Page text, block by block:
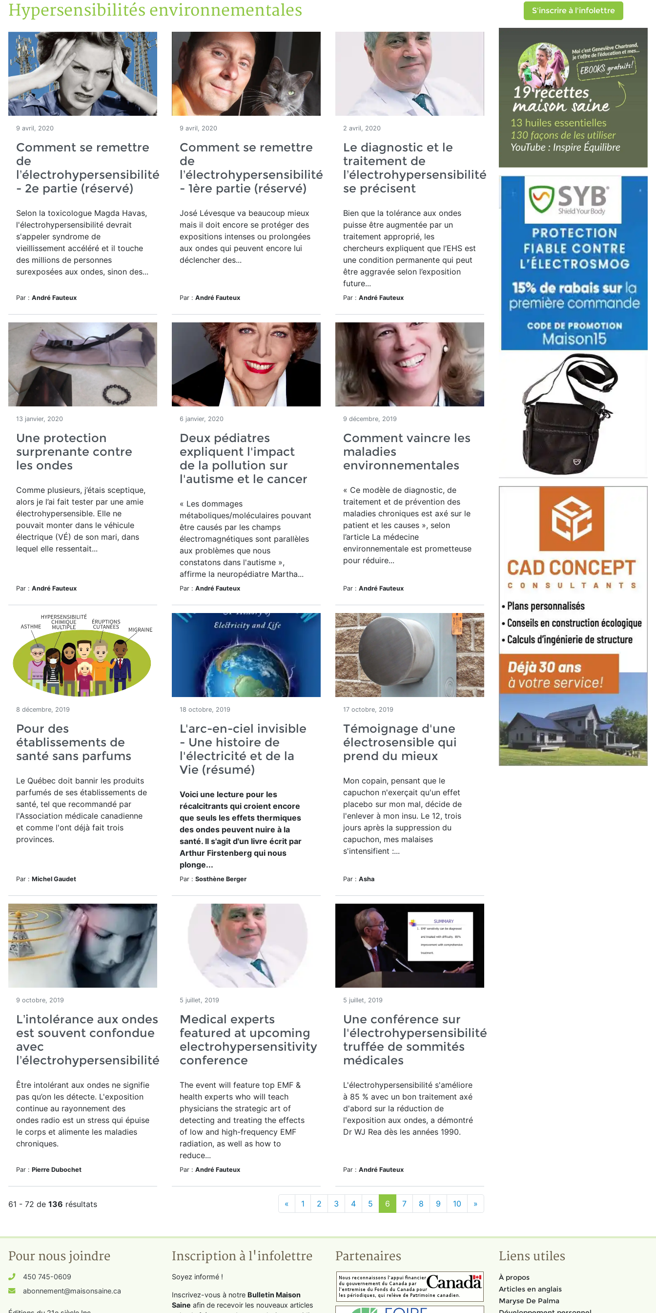
Accueil
Articles
Maisons saines
Hypersensibilités environnementales
Hypersensibilités environnementales
9 avril, 2020
Comment se remettre
de
l’électrohypersensibilité
- 2e partie (réservé)
Selon la toxicologue Magda Havas,
l'électrohypersensibilité devrait
s'appeler syndrome de
vieillissement accéléré et il touche
des millions de personnes
surexposées aux ondes, sinon des...
Par : André Fauteux
9 avril, 2020
Comment se remettre
de
l’électrohypersensibilité
- 1ère partie (réservé)
José Lévesque va beaucoup mieux
mais il doit encore se protéger des
expositions intenses ou prolongées
aux ondes qui peuvent encore lui
déclencher des...
Par : André Fauteux
2 avril, 2020
Le diagnostic et le
traitement de
l’électrohypersensibilité
se précisent
Bien que la tolérance aux ondes
puisse être augmentée par un
traitement approprié, les
chercheurs expliquent que l’EHS est
une condition permanente qui peut
être aggravée selon l’exposition
future...
Par : André Fauteux
13 janvier, 2020
Une protection
surprenante contre
les ondes
Comme plusieurs, j’étais sceptique,
alors je l’ai fait tester par une amie
électrohypersensible. Elle ne
pouvait monter dans le véhicule
électrique (VÉ) de son mari, dans
lequel elle ressentait...
Par : André Fauteux
6 janvier, 2020
Deux pédiatres
expliquent l'impact
de la pollution sur
l'autisme et le cancer
« Les dommages
métaboliques/moléculaires pouvant
être causés par les champs
électromagnétiques sont parallèles
aux problèmes que nous
constatons dans l'autisme »,
affirme la neuropédiatre Martha...
Par : André Fauteux
9 décembre, 2019
Comment vaincre les
maladies
environnementales
« Ce modèle de diagnostic, de
traitement et de prévention des
maladies chroniques est axé sur le
patient et les causes », selon
l’article La médecine
environnementale est prometteuse
pour réduire...
Par : André Fauteux
8 décembre, 2019
Pour des
établissements de
santé sans parfums
Le Québec doit bannir les produits
parfumés de ses établissements de
santé, tel que recommandé par
l'Association médicale canadienne
et comme l'ont déjà fait trois
provinces.
Par : Michel Gaudet
18 octobre, 2019
L'arc-en-ciel invisible
- Une histoire de
l'électricité et de la
Vie (résumé)
Voici une lecture pour les
récalcitrants qui croient encore
que seuls les effets thermiques
des ondes peuvent nuire à la
santé. Il s'agit d'un livre écrit par
Arthur Firstenberg qui nous
plonge...
Par : Sosthène Berger
17 octobre, 2019
Témoignage d'une
électrosensible qui
prend du mieux
Mon copain, pensant que le
capuchon n'exerçait qu'un effet
placebo sur mon mal, décide de
l'enlever à mon insu. Le 12, trois
jours après la suppression du
capuchon, mes malaises
s'intensifient :...
Par : Asha
9 octobre, 2019
L’intolérance aux ondes
est souvent confondue
avec
l’électrohypersensibilité
Être intolérant aux ondes ne signifie
pas qu’on les détecte. L'exposition
continue au rayonnement des
ondes radio est un stress qui épuise
le corps et alimente les maladies
chroniques.
Par : Pierre Dubochet
5 juillet, 2019
Medical experts
featured at upcoming
electrohypersensitivity
conference
The event will feature top EMF &
health experts who will teach
physicians the strategic art of
detecting and treating the effects
of low and high-frequency EMF
radiation, as well as how to
reduce...
Par : André Fauteux
5 juillet, 2019
Une conférence sur
l'électrohypersensibilité
truffée de sommités
médicales
L'électrohypersensibilité s'améliore
à 85 % avec un bon traitement axé
d'abord sur la réduction de
l'exposition aux ondes, a démontré
Dr WJ Rea dès les années 1990.
Par : André Fauteux
61 - 72 de 136 résultats « 1 2 3 4 5 6 7 8 9 10 »
S'inscrire à l'infolettre
Pour nous joindre
450 745-0609
abonnement@maisonsaine.ca
Inscription à l'infolettre
Soyez informé !
Inscrivez-vous à notre Bulletin Maison
Saine afin de recevoir les nouveaux articles
Partenaires Liens utiles
À propos
Articles en anglais
Maryse De Palma